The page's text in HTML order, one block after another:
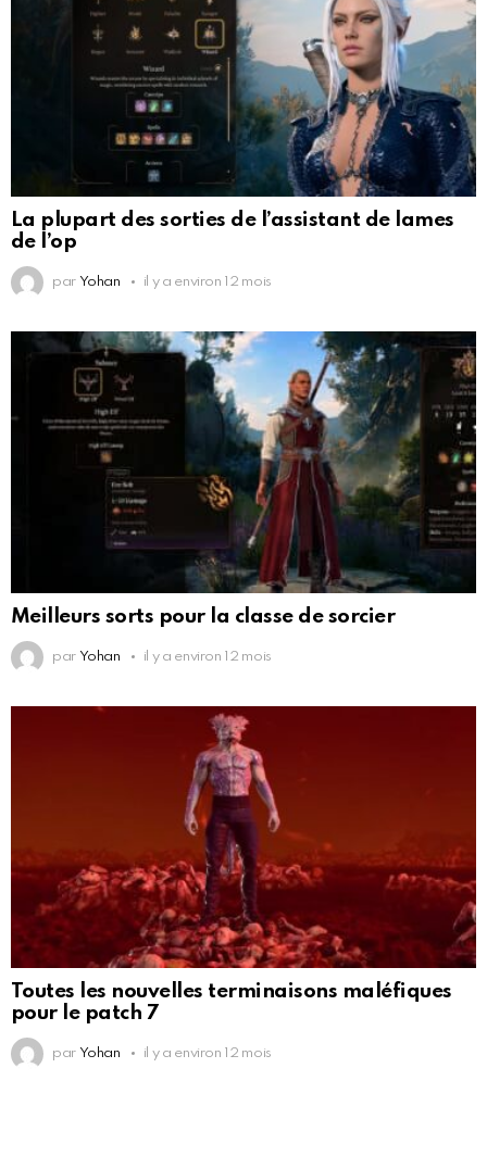
La plupart des sorties de l’assistant de lames
de l’op
par Yohan il y a environ 12 mois
Meilleurs sorts pour la classe de sorcier
par Yohan il y a environ 12 mois
Toutes les nouvelles terminaisons maléfiques
pour le patch 7
par Yohan il y a environ 12 mois